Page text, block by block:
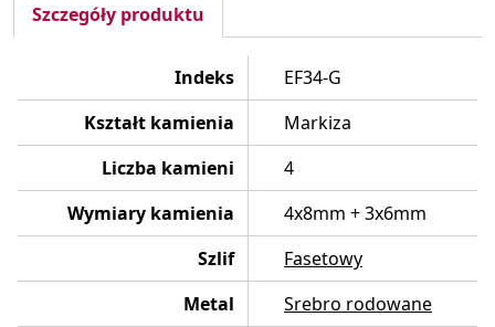
Szczegóły produktu
Indeks
EF34-G
Kształt kamienia
Markiza
Liczba kamieni
4
Wymiary kamienia
4x8mm + 3x6mm
Szlif
Fasetowy
Metal
Srebro rodowane